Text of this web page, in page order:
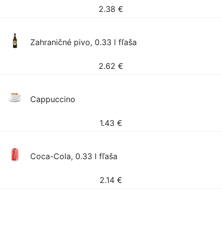
2.38 €
Zahraničné pivo, 0.33 l fľaša
2.62 €
Cappuccino
1.43 €
Coca-Cola, 0.33 l fľaša
2.14 €